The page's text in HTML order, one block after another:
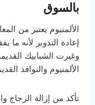
بالسوق
الألمنيوم يعتبر من
إعادة التدوير لأنه
وغيرت الشبابيك
الألمنيوم والنوافذ
تأكد من إزالة الزجاج